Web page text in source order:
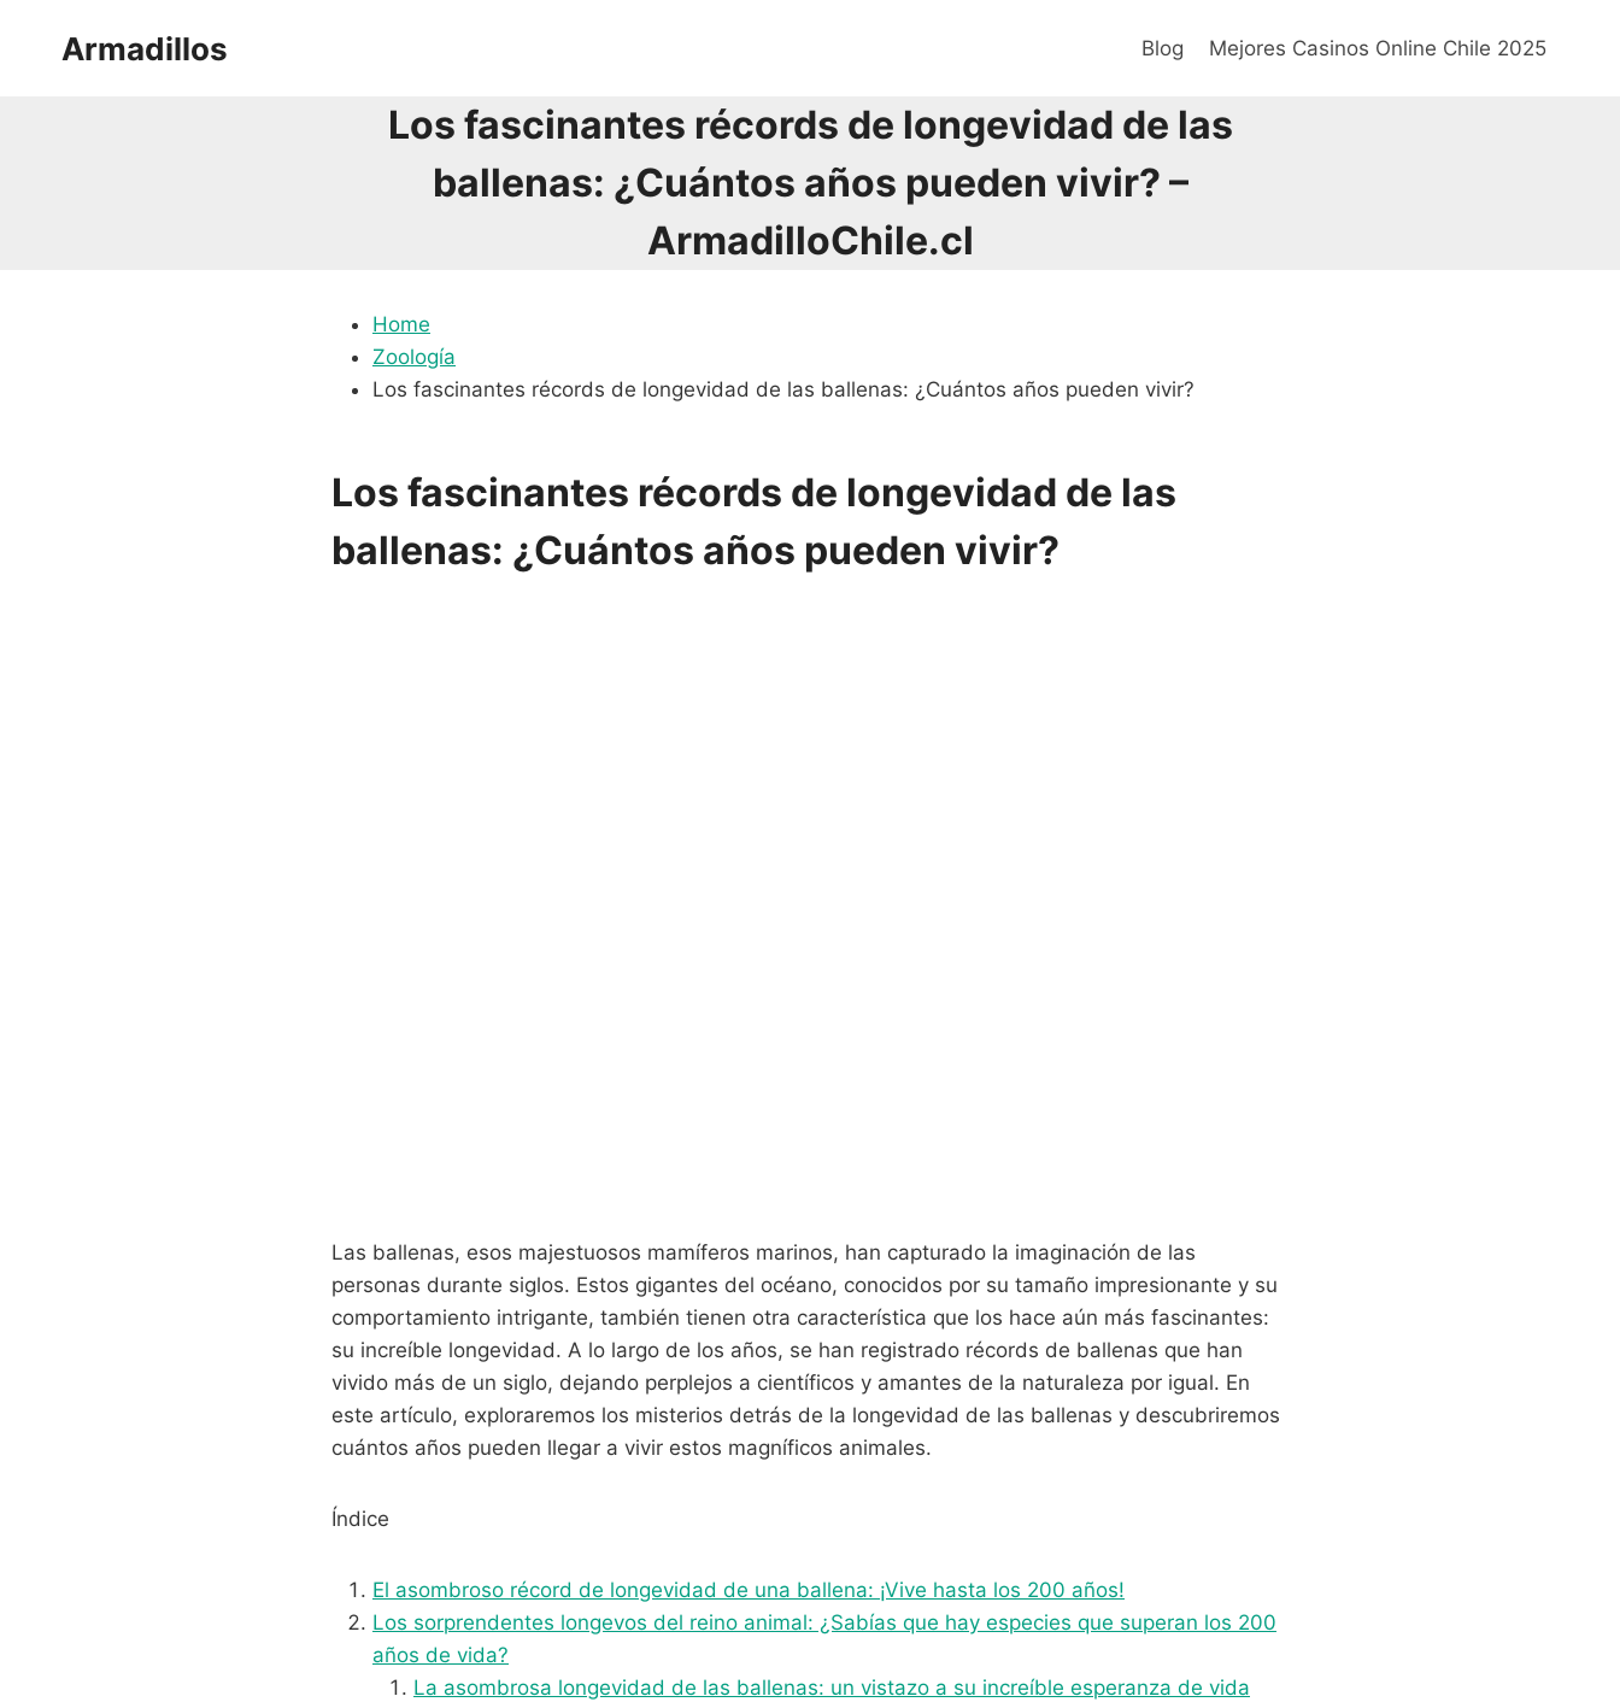
Armadillos Blog Mejores Casinos Online Chile 2025
Los fascinantes récords de longevidad de las
ballenas: ¿Cuántos años pueden vivir? –
ArmadilloChile.cl
Home
Zoología
Los fascinantes récords de longevidad de las ballenas: ¿Cuántos años pueden vivir?
Los fascinantes récords de longevidad de las
ballenas: ¿Cuántos años pueden vivir?
Las ballenas, esos majestuosos mamíferos marinos, han capturado la imaginación de las
personas durante siglos. Estos gigantes del océano, conocidos por su tamaño impresionante y su
comportamiento intrigante, también tienen otra característica que los hace aún más fascinantes:
su increíble longevidad. A lo largo de los años, se han registrado récords de ballenas que han
vivido más de un siglo, dejando perplejos a científicos y amantes de la naturaleza por igual. En
este artículo, exploraremos los misterios detrás de la longevidad de las ballenas y descubriremos
cuántos años pueden llegar a vivir estos magníficos animales.
Índice
El asombroso récord de longevidad de una ballena: ¡Vive hasta los 200 años!
Los sorprendentes longevos del reino animal: ¿Sabías que hay especies que superan los 200
años de vida?
La asombrosa longevidad de las ballenas: un vistazo a su increíble esperanza de vida